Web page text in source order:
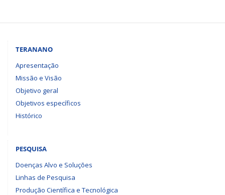
TERANANO
Apresentação
Missão e Visão
Objetivo geral
Objetivos específicos
Histórico
PESQUISA
Doenças Alvo e Soluções
Linhas de Pesquisa
Produção Científica e Tecnológica